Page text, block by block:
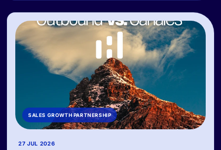
SALES GROWTH PARTNERSHIP
27 JUL 2026